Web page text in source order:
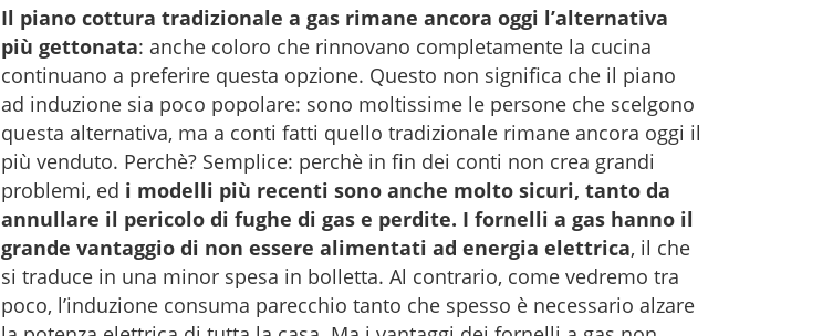
Il piano cottura tradizionale a gas rimane ancora oggi l’alternativa
più gettonata: anche coloro che rinnovano completamente la cucina
continuano a preferire questa opzione. Questo non significa che il piano
ad induzione sia poco popolare: sono moltissime le persone che scelgono
questa alternativa, ma a conti fatti quello tradizionale rimane ancora oggi il
più venduto. Perchè? Semplice: perchè in fin dei conti non crea grandi
problemi, ed i modelli più recenti sono anche molto sicuri, tanto da
annullare il pericolo di fughe di gas e perdite. I fornelli a gas hanno il
grande vantaggio di non essere alimentati ad energia elettrica, il che
si traduce in una minor spesa in bolletta. Al contrario, come vedremo tra
poco, l’induzione consuma parecchio tanto che spesso è necessario alzare